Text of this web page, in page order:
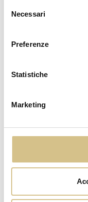
delNecessari
Preferenze
Statistiche
Marketing
ispettive, di controllo e/o di
Ove tali soggetti operino
8. Trasferimento dei dati
differenti dal paese dove essi
Via Lampedusa, 11/A –
Ai sensi degli articoli da 15 a
i presupposti di legge, può
i seguenti diritti rivolgendosi
al Titolare.